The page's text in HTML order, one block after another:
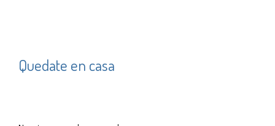
Quedate en casa